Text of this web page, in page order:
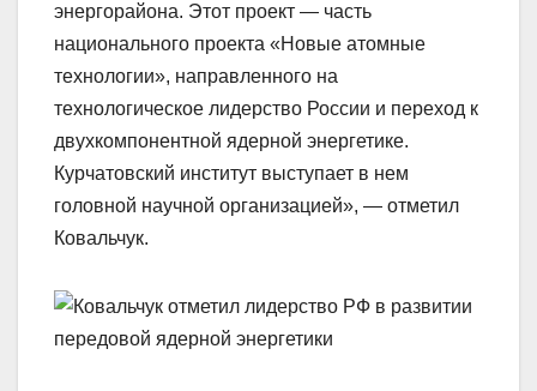
энергорайона. Этот проект — часть
национального проекта «Новые атомные
технологии», направленного на
технологическое лидерство России и переход к
двухкомпонентной ядерной энергетике.
Курчатовский институт выступает в нем
головной научной организацией», — отметил
Ковальчук.